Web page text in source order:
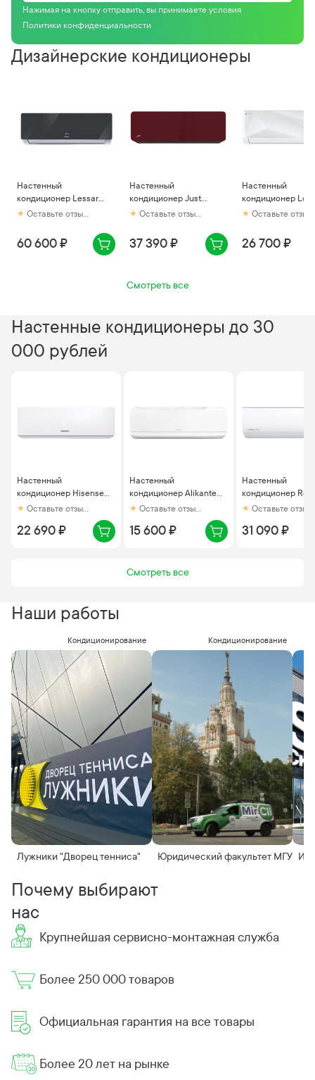
Нажимая на кнопку отправить, вы принимаете условия
Политики конфиденциальности
Дизайнерские кондиционеры
Настенный
кондиционер Lessar
Ego LS-HE09KNE2/LU-
Оставьте отзыв первым
60 600 ₽
Настенный
кондиционер Just
Chroma JAC-
Оставьте отзыв первым
37 390 ₽
Настенный
кондиционер
Diamond White
Оставьте отзыв первым
26 700 ₽
Смотреть все
Настенные кондиционеры до 30
000 рублей
Настенный
кондиционер Hisense
Easy Classic A AS-
Оставьте отзыв первым
22 690 ₽
Настенный
кондиционер Alikante
Mar ALSH07R1
Оставьте отзыв первым
15 600 ₽
Настенный
кондиционер
Clima Gloria RCI-
Оставьте отзыв первым
31 090 ₽
Смотреть все
Наши работы
Кондиционирование
Лужники "Дворец тенниса"
Кондиционирование
Юридический факультет МГУ
Почему выбирают
нас
Крупнейшая сервисно-монтажная служба
Более 250 000 товаров
Официальная гарантия на все товары
Более 20 лет на рынке